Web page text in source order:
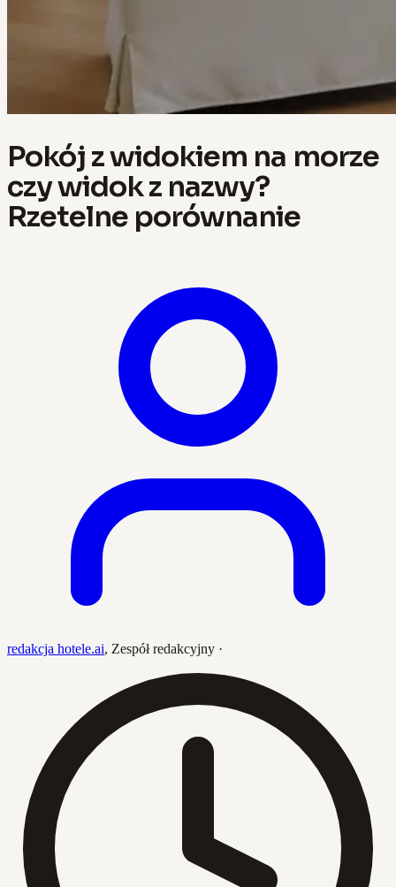
Pokój z widokiem na morze
czy widok z nazwy?
Rzetelne porównanie
redakcja hotele.ai, Zespół redakcyjny ·